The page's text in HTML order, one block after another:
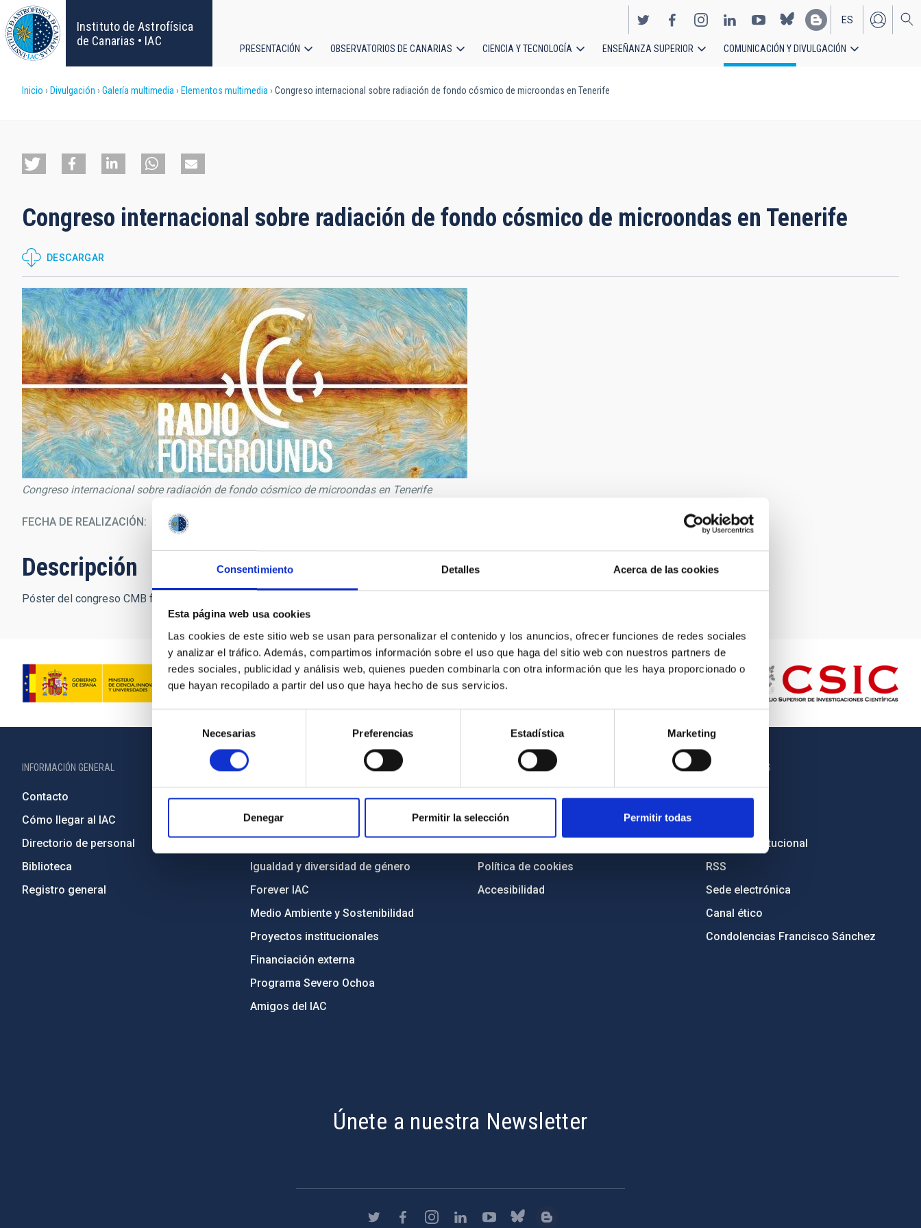
Consentimiento Detalles Acerca de las cookies
Esta página web usa cookies
Las cookies de este sitio web se usan para personalizar el contenido y los anuncios, ofrecer funciones de redes sociales
y analizar el tráfico. Además, compartimos información sobre el uso que haga del sitio web con nuestros partners de
redes sociales, publicidad y análisis web, quienes pueden combinarla con otra información que les haya proporcionado o
que hayan recopilado a partir del uso que haya hecho de sus servicios.
consentimiento
Necesarias Preferencias Estadística Marketing
Denegar Permitir la selección Permitir todas
Pasar
al
contenido
principal
Instituto de Astrofísica
de Canarias • IAC
EN
ES
principal
PRESENTACIÓN OBSERVATORIOS DE CANARIAS CIENCIA Y TECNOLOGÍA ENSEÑANZA SUPERIOR COMUNICACIÓN Y DIVULGACIÓN
Sobrescribir
de
a
la
navegación
Inicio Divulgación Galería multimedia Elementos multimedia Congreso internacional sobre radiación de fondo cósmico de microondas en Tenerife
Congreso internacional sobre radiación de fondo cósmico de microondas en Tenerife
DESCARGAR
Congreso internacional sobre radiación de fondo cósmico de microondas en Tenerife
FECHA DE REALIZACIÓN
Descripción
Póster del congreso CMB foregrounds for B-mode studies.
INFORMACIÓN GENERAL
Contacto
Cómo llegar al IAC
Directorio de personal
Biblioteca
Registro general
INFORMACIÓN INSTITUCIONAL
Legislación
Transparencia
Igualdad y diversidad de género
Forever IAC
Medio Ambiente y Sostenibilidad
Proyectos institucionales
Financiación externa
Programa Severo Ochoa
Amigos del IAC
PORTAL DEL IAC
Mapa web
Políticas de privacidad
Política de cookies
Accesibilidad
OTROS ENLACES
Empleo
Imagen institucional
RSS
Sede electrónica
Canal ético
Condolencias Francisco Sánchez
Únete a nuestra Newsletter